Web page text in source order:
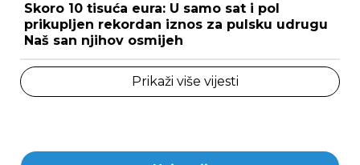
Skoro 10 tisuća eura: U samo sat i pol
prikupljen rekordan iznos za pulsku udrugu
Naš san njihov osmijeh
Prikaži više vijesti